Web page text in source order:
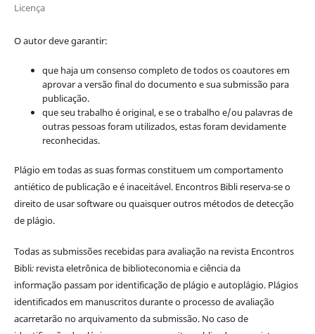
Licença
O autor deve garantir:
que haja um consenso completo de todos os coautores em
aprovar a versão final do documento e sua submissão para
publicação.
que seu trabalho é original, e se o trabalho e/ou palavras de
outras pessoas foram utilizados, estas foram devidamente
reconhecidas.
Plágio em todas as suas formas constituem um comportamento
antiético de publicação e é inaceitável. Encontros Bibli reserva-se o
direito de usar software ou quaisquer outros métodos de detecção
de plágio.
Todas as submissões recebidas para avaliação na revista Encontros
Bibli: revista eletrônica de biblioteconomia e ciência da
informaçãopassam por identificação de plágio e autoplágio. Plágios
identificados em manuscritos durante o processo de avaliação
acarretarão no arquivamento da submissão. No caso de